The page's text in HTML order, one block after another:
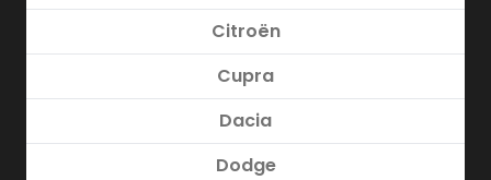
Citroën
Cupra
Dacia
Dodge